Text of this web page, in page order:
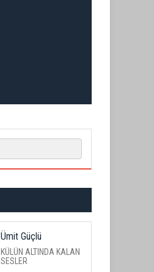
Ümit Güçlü
KÜLÜN ALTINDA KALAN
SESLER